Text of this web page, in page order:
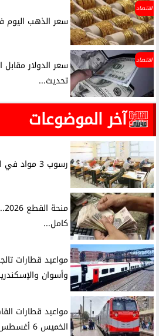
اقتصاد
سعر الذهب اليوم
اقتصاد
سعر الدولار مقابل
تحديث...
آخر الموضوعات
رسوب 3 مواد في الثانوية العامة 2026.. هل...
كامل...
مواعيد قطارات
وأسوان
مواعيد قطارات
الخميس 6 أغسطس...